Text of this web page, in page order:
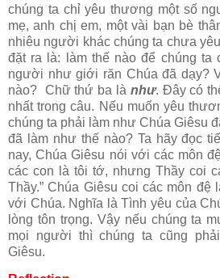
chúng ta chỉ yêu thương một số
mẹ, anh chị em, một vài bạn bè
nhiêu người khác chúng ta chưa
đặt ra là: làm thế nào để chúng ta
người như giới răn Chúa đã dạy?
nào? Chữ thứ ba là như. Ðây có
nhất trong câu. Nếu muốn yêu
chúng ta phải làm như Chúa Giêsu
đã làm như thế nào? Ta hãy đọc
nay, Chúa Giêsu nói với các môn
các con là tôi tớ, nhưng Thầy coi
Thầy.” Chúa Giêsu coi các môn đệ
với Chúa. Nghĩa là Tình yêu của
lòng tôn trọng. Vậy nếu chúng ta
mọi người thì chúng ta cũng
Giêsu.